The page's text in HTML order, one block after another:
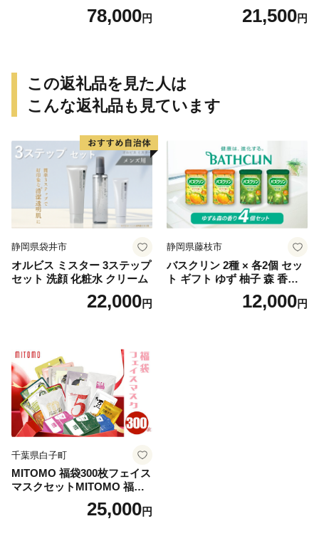
78,000円
てネット付）×2本 群馬県 千
21,500円
この返礼品を見た人は
こんな返礼品も見ています
静岡県袋井市
オルビス ミスター 3ステップ
セット 洗顔 化粧水 クリーム
22,000円
静岡県藤枝市
バスクリン 2種 × 各2個 セッ
ト ギフト ゆず 柚子 森 香り
日用品 お風呂 バス用品 温活
アロマ 香り まとめ買い静岡
12,000円
千葉県白子町
MITOMO 福袋300枚フェイス
マスクセットMITOMO 福袋3
00枚フェイスマスクセット
ふるさと納税 パック ファイ
25,000円